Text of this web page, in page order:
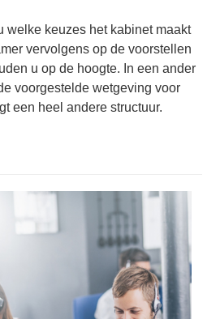
welke keuzes het kabinet maakt
vervolgens op de voorstellen
u op de hoogte. In een ander
voorgestelde wetgeving voor
een heel andere structuur.